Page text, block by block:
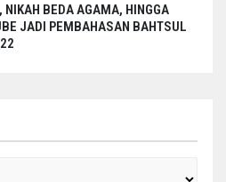
BEDA AGAMA, HINGGA
JADI PEMBAHASAN BAHTSUL